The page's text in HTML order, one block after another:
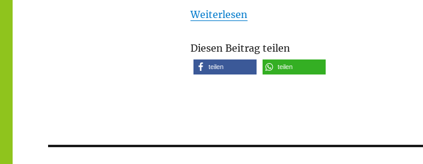
Weiterlesen
Diesen Beitrag teilen
teilen teilen